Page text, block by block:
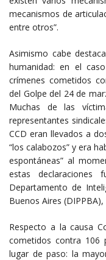
mecanismos de
entre otros”.
Asimismo cabe
humanidad: en el
crímenes cometidos
del Golpe del 24 de
Muchas de las
representantes
CCD eran llevados a
“los calabozos” y era
espontáneas” al
estas declaraciones
Departamento de
Buenos Aires
Respecto a la causa
cometidos contra 106
lugar de paso: la